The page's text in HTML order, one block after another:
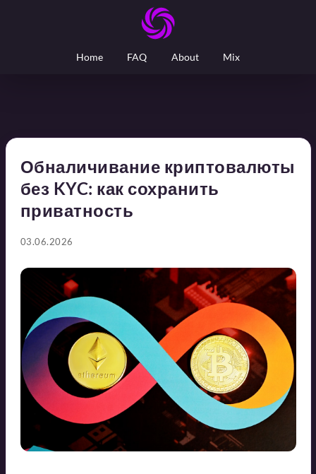
Home FAQ About Mix
Обналичивание криптовалюты
без KYC: как сохранить
приватность
03.06.2026